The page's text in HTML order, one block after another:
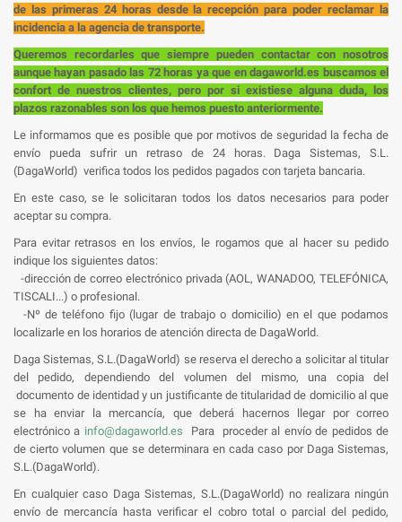
de las primeras 24 horas desde la recepción para poder reclamar la
incidencia a la agencia de transporte.
Queremos recordarles que siempre pueden contactar con nosotros
aunque hayan pasado las 72 horas ya que en dagaworld.es buscamos el
confort de nuestros clientes, pero por si existiese alguna duda, los
plazos razonables son los que hemos puesto anteriormente.
Le informamos que es posible que por motivos de seguridad la fecha de
envío pueda sufrir un retraso de 24 horas. Daga Sistemas, S.L.
(DagaWorld) verifica todos los pedidos pagados con tarjeta bancaria.
En este caso, se le solicitaran todos los datos necesarios para poder
aceptar su compra.
Para evitar retrasos en los envíos, le rogamos que al hacer su pedido
indique los siguientes datos:
-dirección de correo electrónico privada (AOL, WANADOO, TELEFÓNICA,
TISCALI...) o profesional.
-Nº de teléfono fijo (lugar de trabajo o domicilio) en el que podamos
localizarle en los horarios de atención directa de DagaWorld.
Daga Sistemas, S.L.(DagaWorld) se reserva el derecho a solicitar al titular
del pedido, dependiendo del volumen del mismo, una copia del
documento de identidad y un justificante de titularidad de domicilio al que
se ha enviar la mercancía, que deberá hacernos llegar por correo
electrónico a info@dagaworld.es Para proceder al envío de pedidos de
de cierto volumen que se determinara en cada caso por Daga Sistemas,
S.L.(DagaWorld).
En cualquier caso Daga Sistemas, S.L.(DagaWorld) no realizara ningún
envío de mercancía hasta verificar el cobro total o parcial del pedido,